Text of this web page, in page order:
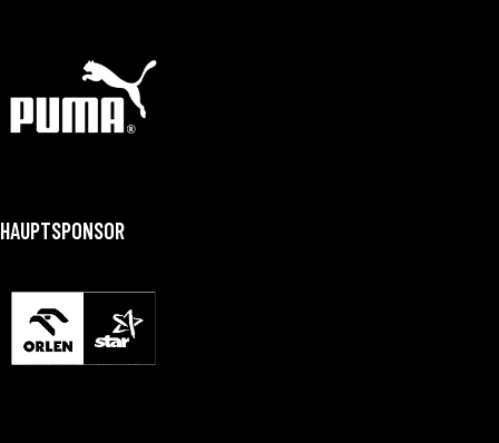
HAUPTSPONSOR